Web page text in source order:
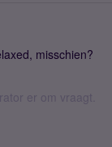
misschien?
er om vraagt.